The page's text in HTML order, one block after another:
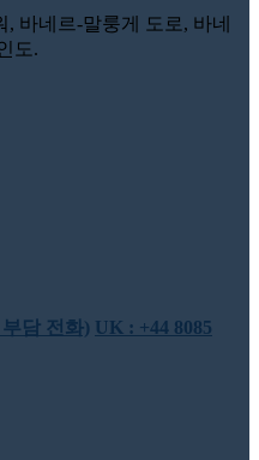
바네르-말룽게 도로, 바네
도.
부담 전화) UK : +44 8085